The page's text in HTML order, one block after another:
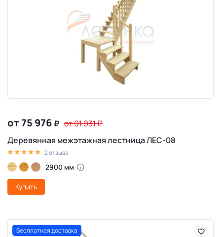
от 75 976 ₽ от 91 931₽
Деревянная межэтажная лестница ЛЕС-08
2 отзыва
2900 мм
Купить
Бесплатная доставка